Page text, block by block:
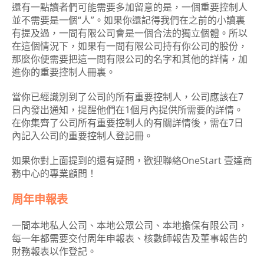
還有一點讀者們可能需要多加留意的是，一個重要控制人
並不需要是一個“人”。如果你還記得我們在之前的小讀裏
有提及過，一間有限公司會是一個合法的獨立個體。所以
在這個情況下，如果有一間有限公司持有你公司的股份，
那麼你便需要把這一間有限公司的名字和其他的詳情，加
進你的重要控制人冊裏。
當你已經識別到了公司的所有重要控制人，公司應該在7
日內發出通知，提醒他們在1個月內提供所需要的詳情。
在你集齊了公司所有重要控制人的有關詳情後，需在7日
內記入公司的重要控制人登記冊。
如果你對上面提到的還有疑問，歡迎聯絡OneStart 壹達商
務中心的專業顧問！
周年申報表
一間本地私人公司、本地公眾公司、本地擔保有限公司，
每一年都需要交付周年申報表、核數師報告及董事報告的
財務報表以作登記。